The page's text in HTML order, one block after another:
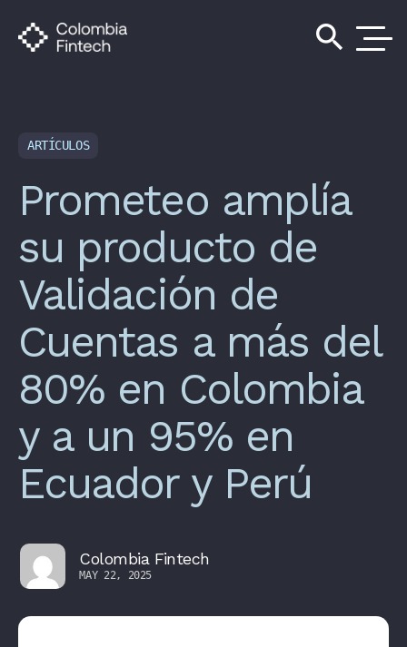
search
ARTÍCULOS
Prometeo amplía
su producto de
Validación de
Cuentas a más del
80% en Colombia
y a un 95% en
Ecuador y Perú
Colombia Fintech
MAY 22, 2025